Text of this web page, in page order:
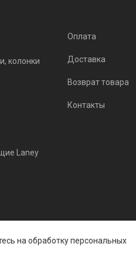
колонки
Laney
Оплата
Доставка
Возврат товара
Контакты
на обработку персональных